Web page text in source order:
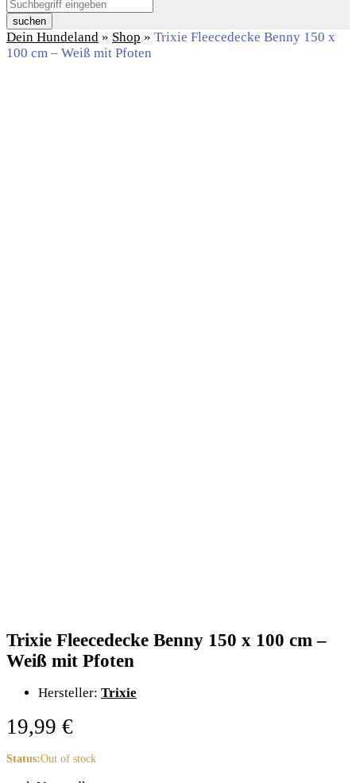
suchen
Dein Hundeland » Shop » Trixie Fleecedecke Benny 150 x
100 cm – Weiß mit Pfoten
Trixie Fleecedecke Benny 150 x 100 cm –
Weiß mit Pfoten
Hersteller: Trixie
19,99 €
Status:Out of stock